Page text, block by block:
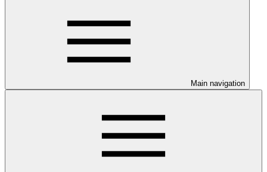
Main navigation